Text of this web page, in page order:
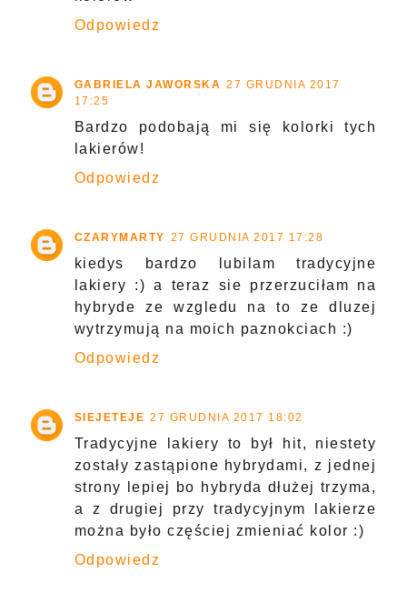
Odpowiedz
GABRIELA JAWORSKA 27 GRUDNIA 2017
17:25
Bardzo podobają mi się kolorki tych
lakierów!
Odpowiedz
CZARYMARTY 27 GRUDNIA 2017 17:28
kiedys bardzo lubilam tradycyjne
lakiery :) a teraz sie przerzuciłam na
hybryde ze wzgledu na to ze dluzej
wytrzymują na moich paznokciach :)
Odpowiedz
SIEJETEJE 27 GRUDNIA 2017 18:02
Tradycyjne lakiery to był hit, niestety
zostały zastąpione hybrydami, z jednej
strony lepiej bo hybryda dłużej trzyma,
a z drugiej przy tradycyjnym lakierze
można było częściej zmieniać kolor :)
Odpowiedz